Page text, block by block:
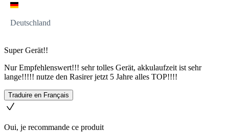
Deutschland
Super Gerät!!
Nur Empfehlenswert!!! sehr tolles Gerät, akkulaufzeit ist sehr
lange!!!!! nutze den Rasirer jetzt 5 Jahre alles TOP!!!!
Traduire en Français
Oui, je recommande ce produit